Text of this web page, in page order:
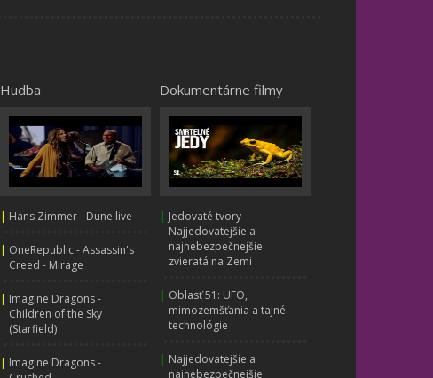
Hudba
| Hans Zimmer - Dune live
| OneRepublic - Assassin's
Creed - Mirage
| Imagine Dragons -
Children of the Sky
(Starfield)
| Imagine Dragons -
Dokumentárne filmy
| Jedovaté tvory -
Najjedovatejšie a
najnebezpečnejšie
zvieratá na Zemi
| Oblasť 51: UFO,
mimozemšťania a tajné
technológie
| Najjedovatejšie a
najnebezpečnejšie